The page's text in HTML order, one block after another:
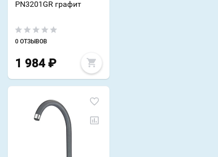
PN3201GR графит
0 ОТЗЫВОВ
1 984 ₽